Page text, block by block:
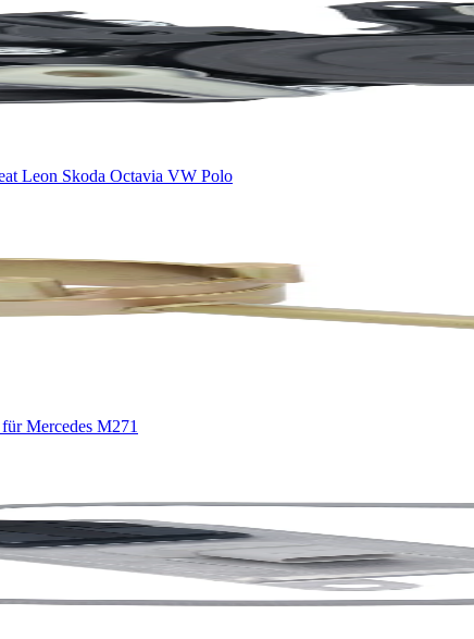
Leon Skoda Octavia VW Polo
Mercedes M271